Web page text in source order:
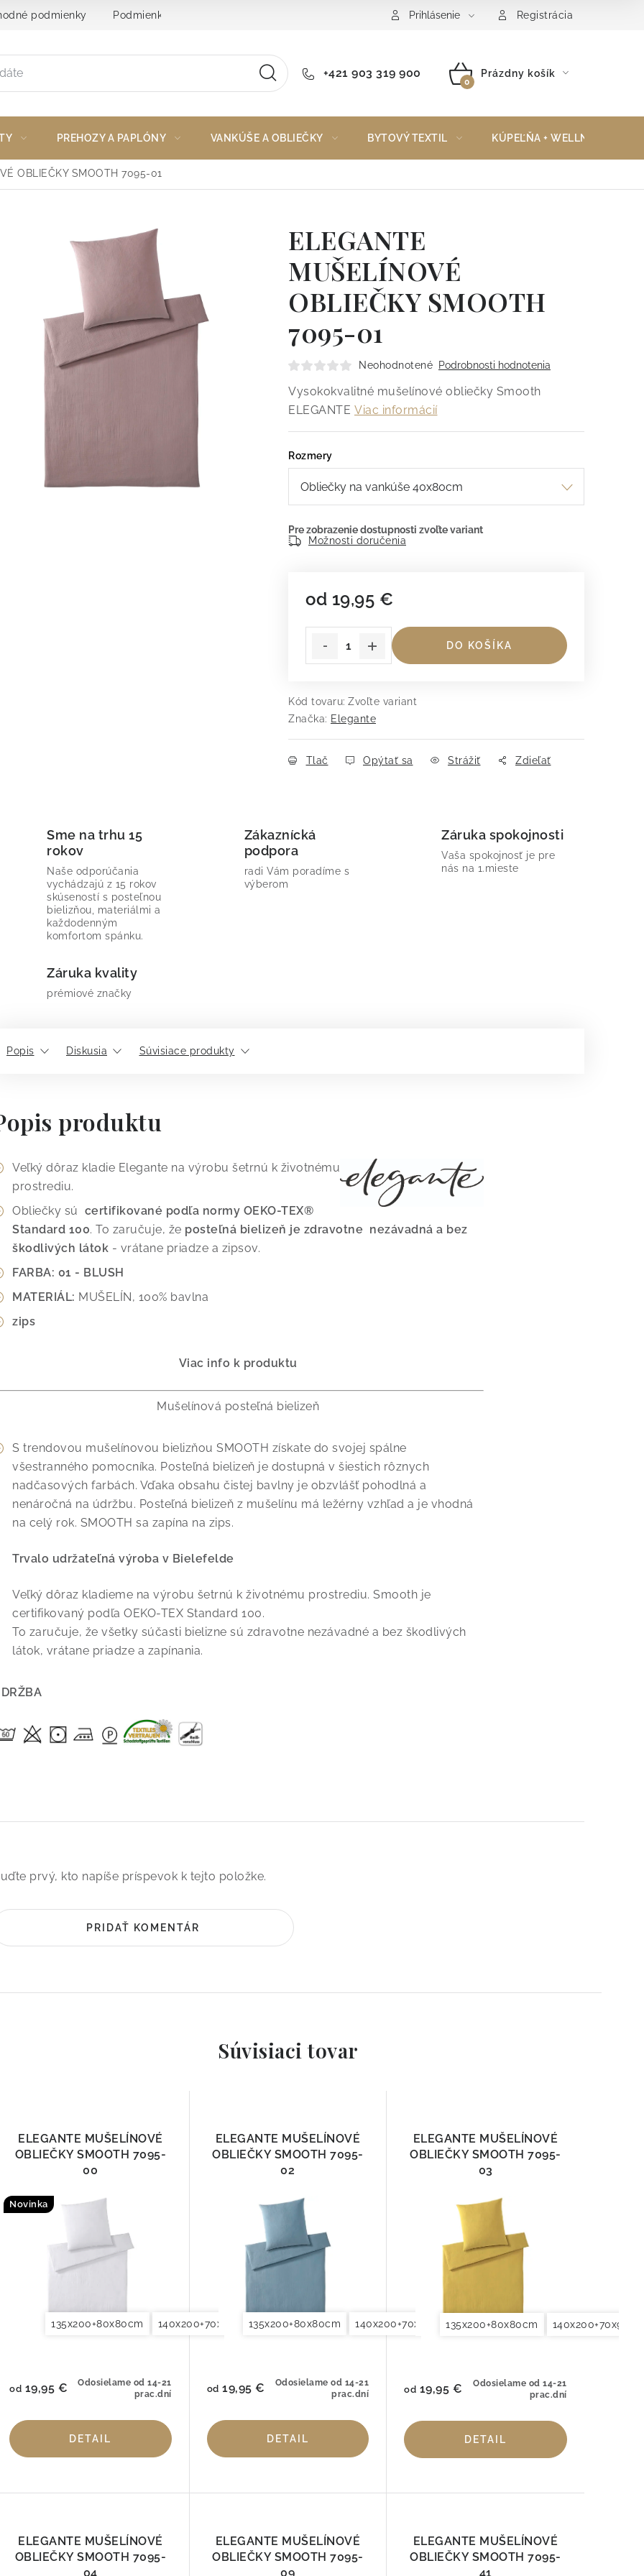
podmienky Podmienky ochrany osobných údajov Reklamačný poriadok Vrátenie tovaru
Prihlásenie Registrácia
+421 903 319 900
NÁKUPNÝ
Prázdny košík
PREHOZY A PAPLÓNY VANKÚŠE A OBLIEČKY BYTOVÝ TEXTIL KÚPEĽŇA + WELLNESS
OBLIEČKY SMOOTH 7095-01
ELEGANTE
MUŠELÍNOVÉ
OBLIEČKY SMOOTH
7095-01
Neohodnotené Podrobnosti hodnotenia
Vysokokvalitné mušelínové obliečky Smooth
ELEGANTE Viac informácií
Rozmery
Možnosti doručenia
od 19,95 €
DO KOŠÍKA
Kód tovaru: Zvoľte variant
Značka: Elegante
Tlač Opýtať sa Strážiť Zdieľať
Sme na trhu 15
rokov
Naše odporúčania
vychádzajú z 15 rokov
skúseností s posteľnou
bielizňou, materiálmi a
každodenným
komfortom spánku.
Zákaznícká
podpora
radi Vám poradíme s
výberom
Záruka spokojnosti
Vaša spokojnosť je pre
nás na 1.mieste
Záruka kvality
prémiové značky
Popis Diskusia Súvisiace produkty
produktu
Veľký dôraz kladie Elegante na výrobu šetrnú k životnému
prostrediu.
Obliečky sú certifikované podľa normy OEKO-TEX®
Standard 100. To zaručuje, že posteľná bielizeň je zdravotne nezávadná a bez
škodlivých látok - vrátane priadze a zipsov.
FARBA: 01 - BLUSH
MATERIÁL: MUŠELÍN, 100% bavlna
zips
Viac info k produktu
Mušelínová posteľná bielizeň
S trendovou mušelínovou bielizňou SMOOTH získate do svojej spálne
všestranného pomocníka. Posteľná bielizeň je dostupná v šiestich rôznych
nadčasových farbách. Vďaka obsahu čistej bavlny je obzvlášť pohodlná a
nenáročná na údržbu. Posteľná bielizeň z mušelínu má ležérny vzhľad a je vhodná
na celý rok. SMOOTH sa zapína na zips.
Trvalo udržateľná výroba v Bielefelde
Veľký dôraz kladieme na výrobu šetrnú k životnému prostrediu. Smooth je
certifikovaný podľa OEKO-TEX Standard 100.
To zaručuje, že všetky súčasti bielizne sú zdravotne nezávadné a bez škodlivých
látok, vrátane priadze a zapínania.
prvý, kto napíše príspevok k tejto položke.
PRIDAŤ KOMENTÁR
Súvisiaci tovar
ELEGANTE MUŠELÍNOVÉ
OBLIEČKY SMOOTH 7095-
00
Novinka
135x200+80x80cm 140x200+70x90cm 140x220+70x90cm 155x200+80x80cm 200x200+2x70x90cm
Odosielame od 14-21
prac.dní
od 19,95 €
DETAIL
ELEGANTE MUŠELÍNOVÉ
OBLIEČKY SMOOTH 7095-
02
135x200+80x80cm 140x200+70x90cm 140x220+70x90cm
Odosielame od 14-21
prac.dní
od 19,95 €
DETAIL
ELEGANTE MUŠELÍNOVÉ
OBLIEČKY SMOOTH 7095-
03
135x200+80x80cm
Odosielame od 14-21
prac.dní
od 19,95 €
DETAIL
ELEGANTE MUŠELÍNOVÉ
OBLIEČKY SMOOTH 7095-
04
ELEGANTE MUŠELÍNOVÉ
OBLIEČKY SMOOTH 7095-
09
ELEGANTE MUŠELÍNOVÉ
OBLIEČKY SMOOTH 7095-
41